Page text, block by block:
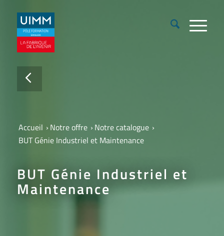
Accueil › Notre offre › Notre catalogue ›
BUT Génie Industriel et Maintenance
BUT Génie Industriel et
Maintenance